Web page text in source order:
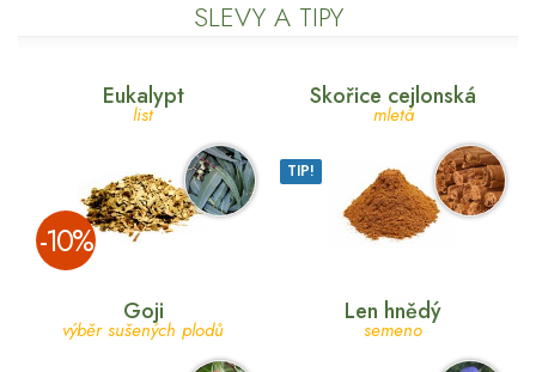
SLEVY A TIPY
Eukalypt
list
­-10%
Skořice cejlonská
mletá
TIP!
Goji
výběr sušených plodů
Len hnědý
semeno